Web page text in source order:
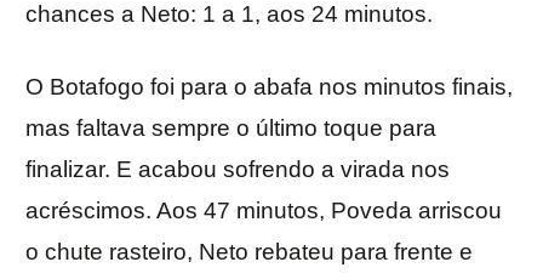
chances a Neto: 1 a 1, aos 24 minutos.
O Botafogo foi para o abafa nos minutos finais,
mas faltava sempre o último toque para
finalizar. E acabou sofrendo a virada nos
acréscimos. Aos 47 minutos, Poveda arriscou
o chute rasteiro, Neto rebateu para frente e